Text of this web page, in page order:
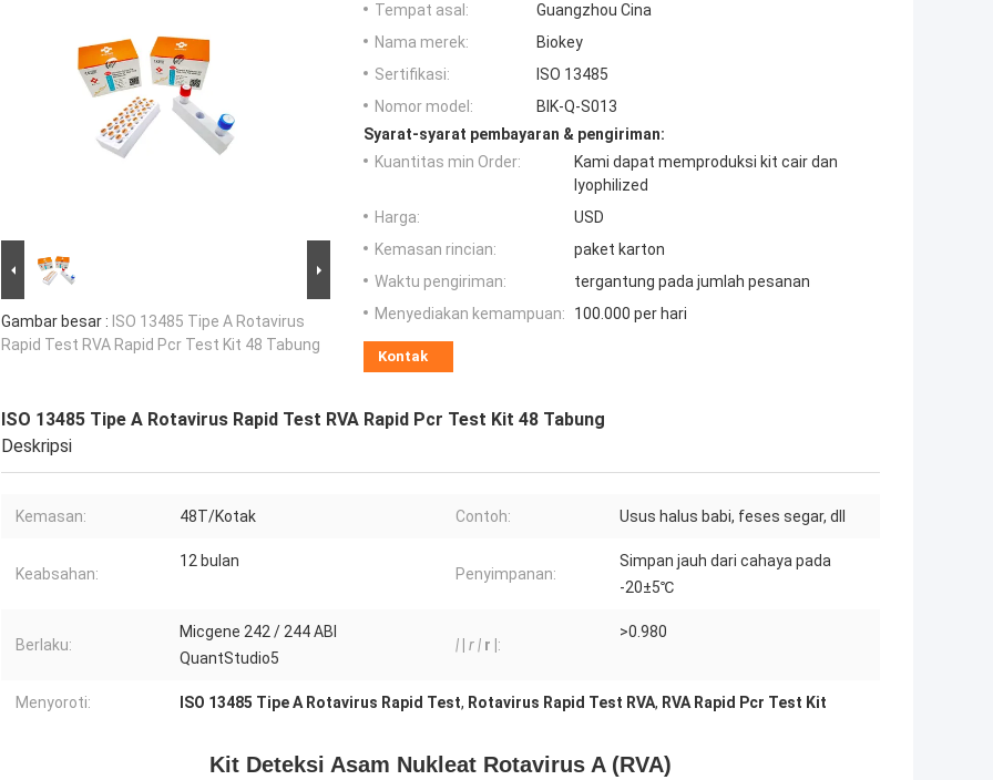
Gambar besar : ISO 13485 Tipe A Rotavirus
Rapid Test RVA Rapid Pcr Test Kit 48 Tabung
Tempat asal:
Guangzhou Cina
Nama merek:
Biokey
Sertifikasi:
ISO 13485
Nomor model:
BIK-Q-S013
Syarat-syarat pembayaran & pengiriman:
Kuantitas min Order:
Kami dapat memproduksi kit cair dan
lyophilized
Harga:
USD
Kemasan rincian:
paket karton
Waktu pengiriman:
tergantung pada jumlah pesanan
Menyediakan kemampuan:
100.000 per hari
Kontak
ISO 13485 Tipe A Rotavirus Rapid Test RVA Rapid Pcr Test Kit 48 Tabung
Deskripsi
Kemasan: 48T/Kotak Contoh: Usus halus babi, feses segar, dll
Keabsahan:
12 bulan
Penyimpanan:
Simpan jauh dari cahaya pada
-20±5℃
Berlaku:
Micgene 242 / 244 ABI
QuantStudio5
| r | r | :
>0.980
Menyoroti: ISO 13485 Tipe A Rotavirus Rapid Test, Rotavirus Rapid Test RVA, RVA Rapid Pcr Test Kit
Kit Deteksi Asam Nukleat Rotavirus A (RVA)